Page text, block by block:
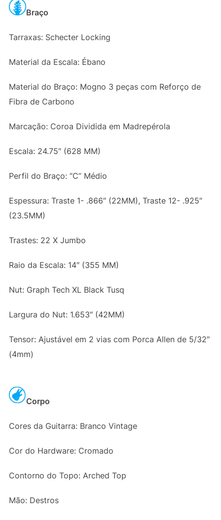
Braço
Tarraxas: Schecter Locking
Material da Escala: Ébano
Material do Braço: Mogno 3 peças com Reforço de
Fibra de Carbono
Marcação: Coroa Dividida em Madrepérola
Escala: 24.75″ (628 MM)
Perfil do Braço: “C” Médio
Espessura: Traste 1- .866″ (22MM), Traste 12- .925″
(23.5MM)
Trastes: 22 X Jumbo
Raio da Escala: 14″ (355 MM)
Nut: Graph Tech XL Black Tusq
Largura do Nut: 1.653″ (42MM)
Tensor: Ajustável em 2 vias com Porca Allen de 5/32″
(4mm)
Corpo
Cores da Guitarra: Branco Vintage
Cor do Hardware: Cromado
Contorno do Topo: Arched Top
Mão: Destros